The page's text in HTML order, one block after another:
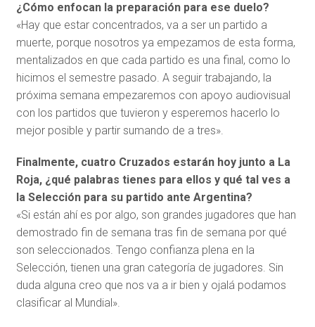
¿Cómo enfocan la preparación para ese duelo?
«Hay que estar concentrados, va a ser un partido a
muerte, porque nosotros ya empezamos de esta forma,
mentalizados en que cada partido es una final, como lo
hicimos el semestre pasado. A seguir trabajando, la
próxima semana empezaremos con apoyo audiovisual
con los partidos que tuvieron y esperemos hacerlo lo
mejor posible y partir sumando de a tres».
Finalmente, cuatro Cruzados estarán hoy junto a La
Roja, ¿qué palabras tienes para ellos y qué tal ves a
la Selección para su partido ante Argentina?
«Si están ahí es por algo, son grandes jugadores que han
demostrado fin de semana tras fin de semana por qué
son seleccionados. Tengo confianza plena en la
Selección, tienen una gran categoría de jugadores. Sin
duda alguna creo que nos va a ir bien y ojalá podamos
clasificar al Mundial».